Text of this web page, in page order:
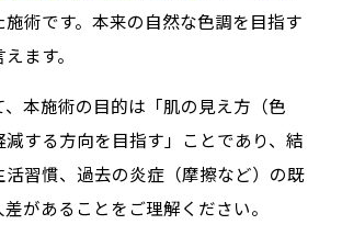
施術です。本来の自然な色調を目指す
ます。
本施術の目的は「肌の見え方（色
する方向を目指す」ことであり、結
活習慣、過去の炎症（摩擦など）の既
があることをご理解ください。